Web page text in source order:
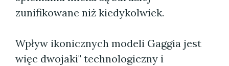
zunifikowane niż kiedykolwiek.
Wpływ ikonicznych modeli Gaggia jest
więc dwojaki" technologiczny i